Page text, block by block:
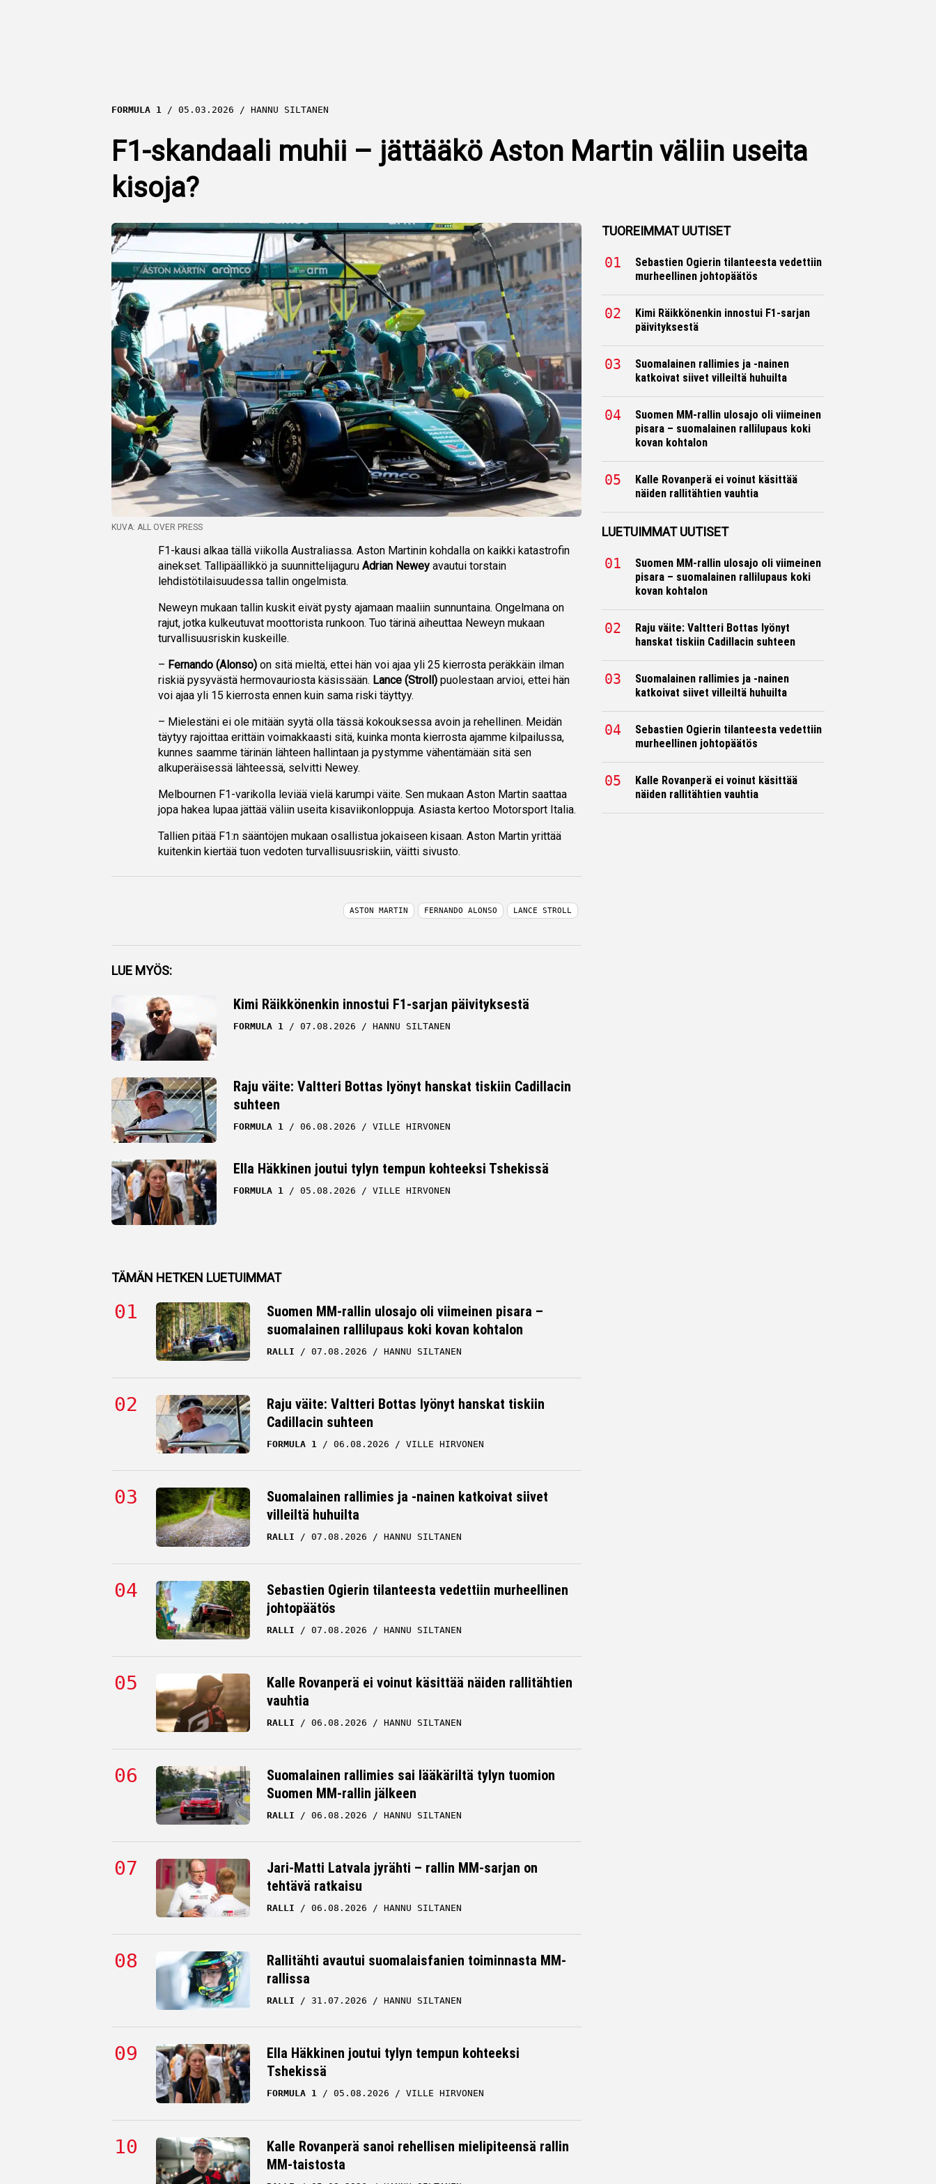
FORMULA 1 05.03.2026 HANNU SILTANEN
F1-skandaali muhii – jättääkö Aston Martin väliin useita
kisoja?
KUVA: ALL OVER PRESS
F1-kausi alkaa tällä viikolla Australiassa. Aston Martinin kohdalla on kaikki katastrofin
ainekset. Tallipäällikkö ja suunnittelijaguruAdrian Newey avautui torstain
lehdistötilaisuudessa tallin ongelmista.
Neweyn mukaan tallin kuskit eivät pysty ajamaan maaliin sunnuntaina. Ongelmana on
rajut, jotka kulkeutuvat moottorista runkoon. Tuo tärinä aiheuttaa Neweyn mukaan
turvallisuusriskin kuskeille.
– Fernando (Alonso) on sitä mieltä, ettei hän voi ajaa yli 25 kierrosta peräkkäin ilman
riskiä pysyvästä hermovauriosta käsissään. Lance (Stroll) puolestaan arvioi, ettei hän
voi ajaa yli 15 kierrosta ennen kuin sama riski täyttyy.
– Mielestäni ei ole mitään syytä olla tässä kokouksessa avoin ja rehellinen. Meidän
täytyy rajoittaa erittäin voimakkaasti sitä, kuinka monta kierrosta ajamme kilpailussa,
kunnes saamme tärinän lähteen hallintaan ja pystymme vähentämään sitä sen
alkuperäisessä lähteessä, selvitti Newey.
Melbournen F1-varikolla leviää vielä karumpi väite. Sen mukaan Aston Martin saattaa
jopa hakea lupaa jättää väliin useita kisaviikonloppuja. Asiasta kertoo Motorsport Italia.
Tallien pitää F1:n sääntöjen mukaan osallistua jokaiseen kisaan. Aston Martin yrittää
kuitenkin kiertää tuon vedoten turvallisuusriskiin, väitti sivusto.
Facebook
Twitter
Whatsapp
ASTON MARTIN FERNANDO ALONSO LANCE STROLL
LUE MYÖS:
Kimi Räikkönenkin innostui F1-sarjan päivityksestä
FORMULA 1 07.08.2026 HANNU SILTANEN
Raju väite: Valtteri Bottas lyönyt hanskat tiskiin Cadillacin
suhteen
FORMULA 1 06.08.2026 VILLE HIRVONEN
Ella Häkkinen joutui tylyn tempun kohteeksi Tshekissä
FORMULA 1 05.08.2026 VILLE HIRVONEN
TÄMÄN HETKEN LUETUIMMAT
Suomen MM-rallin ulosajo oli viimeinen pisara –
suomalainen rallilupaus koki kovan kohtalon
RALLI 07.08.2026 HANNU SILTANEN
Raju väite: Valtteri Bottas lyönyt hanskat tiskiin
Cadillacin suhteen
FORMULA 1 06.08.2026 VILLE HIRVONEN
Suomalainen rallimies ja -nainen katkoivat siivet
villeiltä huhuilta
RALLI 07.08.2026 HANNU SILTANEN
Sebastien Ogierin tilanteesta vedettiin murheellinen
johtopäätös
RALLI 07.08.2026 HANNU SILTANEN
Kalle Rovanperä ei voinut käsittää näiden rallitähtien
vauhtia
RALLI 06.08.2026 HANNU SILTANEN
Suomalainen rallimies sai lääkäriltä tylyn tuomion
Suomen MM-rallin jälkeen
RALLI 06.08.2026 HANNU SILTANEN
Jari-Matti Latvala jyrähti – rallin MM-sarjan on
tehtävä ratkaisu
RALLI 06.08.2026 HANNU SILTANEN
Rallitähti avautui suomalaisfanien toiminnasta MM-
rallissa
RALLI 31.07.2026 HANNU SILTANEN
Ella Häkkinen joutui tylyn tempun kohteeksi
Tshekissä
FORMULA 1 05.08.2026 VILLE HIRVONEN
Kalle Rovanperä sanoi rehellisen mielipiteensä rallin
MM-taistosta
TUOREIMMAT UUTISET
Sebastien Ogierin tilanteesta vedettiin
murheellinen johtopäätös
Kimi Räikkönenkin innostui F1-sarjan
päivityksestä
Suomalainen rallimies ja -nainen
katkoivat siivet villeiltä huhuilta
Suomen MM-rallin ulosajo oli viimeinen
pisara – suomalainen rallilupaus koki
kovan kohtalon
Kalle Rovanperä ei voinut käsittää
näiden rallitähtien vauhtia
LUETUIMMAT UUTISET
Suomen MM-rallin ulosajo oli viimeinen
pisara – suomalainen rallilupaus koki
kovan kohtalon
Raju väite: Valtteri Bottas lyönyt
hanskat tiskiin Cadillacin suhteen
Suomalainen rallimies ja -nainen
katkoivat siivet villeiltä huhuilta
Sebastien Ogierin tilanteesta vedettiin
murheellinen johtopäätös
Kalle Rovanperä ei voinut käsittää
näiden rallitähtien vauhtia